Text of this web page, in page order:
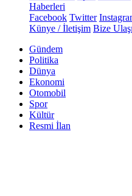
Haberleri
Facebook Twitter
Künye / İletişim Bize
Gündem
Politika
Dünya
Ekonomi
Otomobil
Spor
Kültür
Resmi İlan